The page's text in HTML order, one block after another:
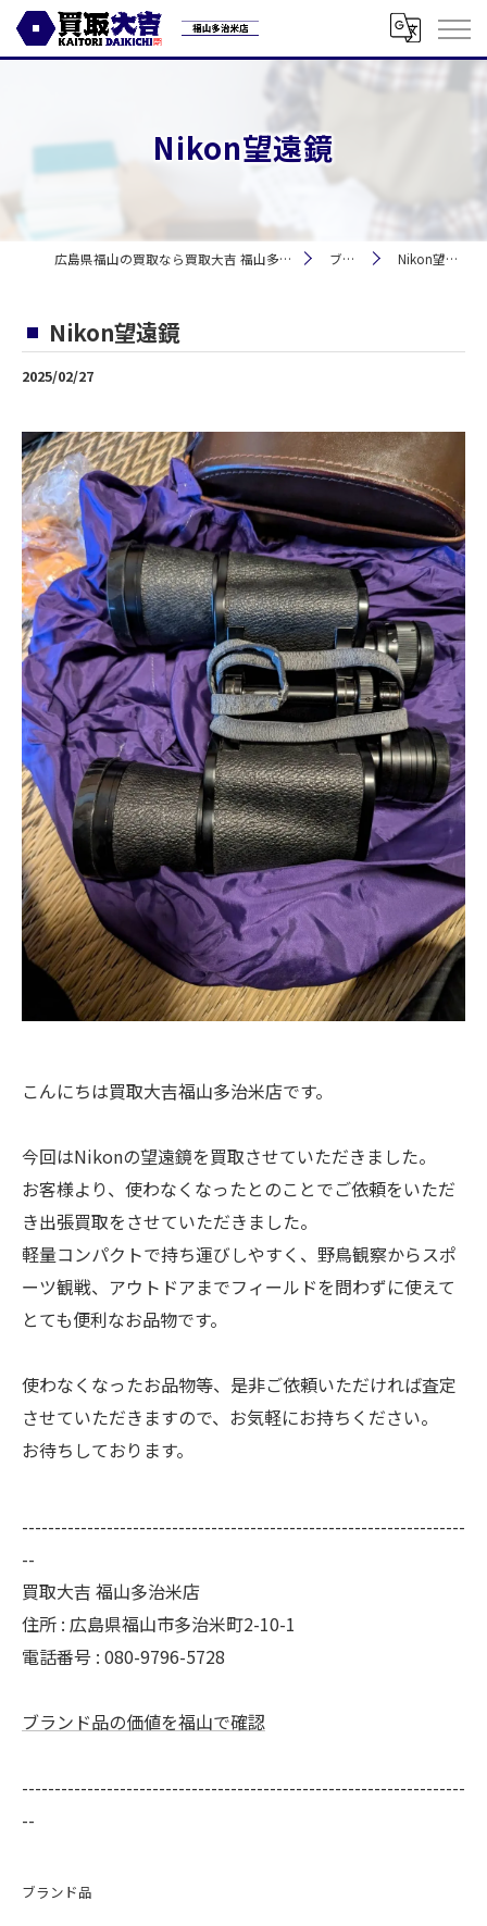
Nikon望遠鏡
広島県福山の買取なら買取大吉 福山多治米店 ブログ Nikon望遠鏡
Nikon望遠鏡
2025/02/27
こんにちは買取大吉福山多治米店です。
今回はNikonの望遠鏡を買取させていただきました。
お客様より、使わなくなったとのことでご依頼をいただ
き出張買取をさせていただきました。
軽量コンパクトで持ち運びしやすく、野鳥観察からスポ
ーツ観戦、アウトドアまでフィールドを問わずに使えて
とても便利なお品物です。
使わなくなったお品物等、是非ご依頼いただければ査定
させていただきますので、お気軽にお持ちください。
お待ちしております。
--------------------------------------------------------------------
--
買取大吉 福山多治米店
住所 : 広島県福山市多治米町2-10-1
電話番号 : 080-9796-5728
ブランド品の価値を福山で確認
--------------------------------------------------------------------
--
ブランド品